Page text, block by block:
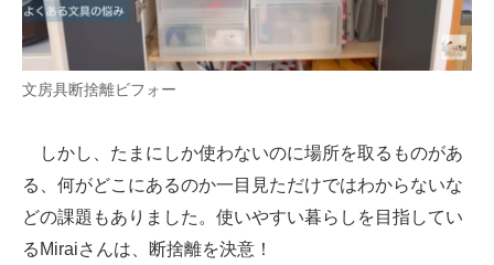
文房具断捨離ビフォー
しかし、たまにしか使わないのに場所を取るものがあ
る、何がどこにあるのか一目見ただけではわからないな
どの課題もありました。使いやすい暮らしを目指してい
るMiraiさんは、断捨離を決意！